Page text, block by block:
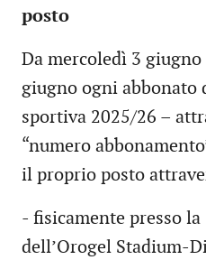
posto
Da mercoledì 3
giugno ogni abbonato
sportiva 2025/26 –
“numero
il proprio posto
- fisicamente presso la
dell’Orogel Stadium-